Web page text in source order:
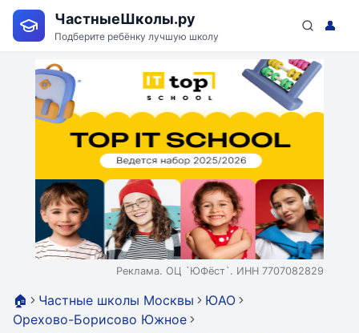
ЧастныеШколы.ру
Подберите ребёнку лучшую школу
👤
Реклама. ОЦ `ЮФёст`. ИНН 7707082829
🏠 Частные школы Москвы
ЮАО
Орехово-Борисово Южное